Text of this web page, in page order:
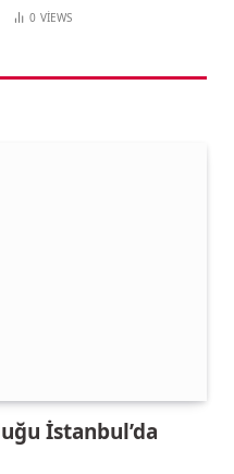
0 VIEWS
İstanbul’da